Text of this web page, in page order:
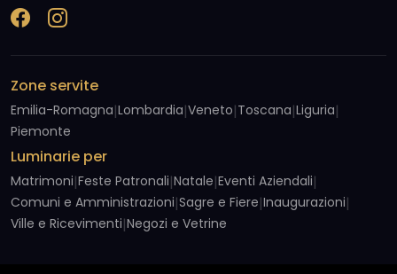
Zone servite
Emilia-Romagna|Lombardia|Veneto|Toscana|Liguria|
Piemonte
Luminarie per
Matrimoni|Feste Patronali|Natale|Eventi Aziendali|
Comuni e Amministrazioni|Sagre e Fiere|Inaugurazioni|
Ville e Ricevimenti|Negozi e Vetrine